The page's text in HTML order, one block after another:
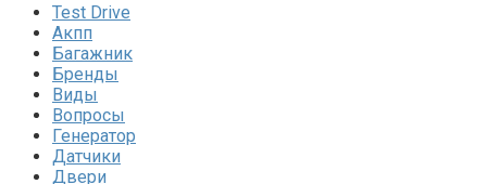
Test Drive
Акпп
Багажник
Бренды
Виды
Вопросы
Генератор
Датчики
Двери